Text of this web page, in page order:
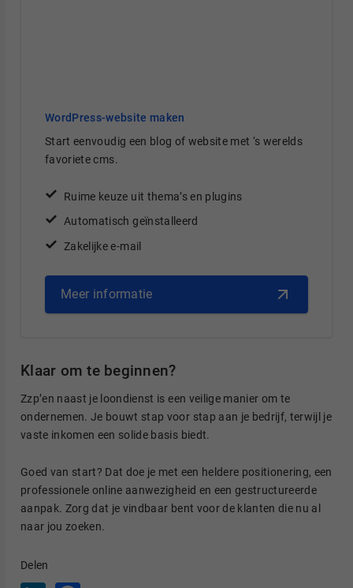
WordPress-website maken
Start eenvoudig een blog of website met ‘s werelds
favoriete cms.
Ruime keuze uit thema’s en plugins
Automatisch geïnstalleerd
Zakelijke e-mail
Meer informatie
Klaar om te beginnen?
Zzp’en naast je loondienst is een veilige manier om te
ondernemen. Je bouwt stap voor stap aan je bedrijf, terwijl je
vaste inkomen een solide basis biedt.
Goed van start? Dat doe je met een heldere positionering, een
professionele online aanwezigheid en een gestructureerde
aanpak. Zorg dat je vindbaar bent voor de klanten die nu al
naar jou zoeken.
Delen